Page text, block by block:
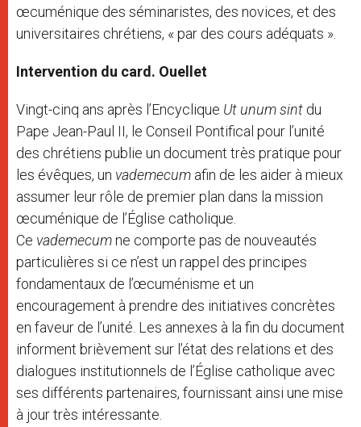
œcuménique des séminaristes, des novices, et des
universitaires chrétiens, « par des cours adéquats ».
Intervention du card. Ouellet
Vingt-cinq ans après l’Encyclique Ut unum sint du
Pape Jean-Paul II, le Conseil Pontifical pour l’unité
des chrétiens publie un document très pratique pour
les évêques, un vademecum afin de les aider à mieux
assumer leur rôle de premier plan dans la mission
œcuménique de l’Église catholique.
Ce vademecumne comporte pas de nouveautés
particulières si ce n’est un rappel des principes
fondamentaux de l’œcuménisme et un
encouragement à prendre des initiatives concrètes
en faveur de l’unité. Les annexes à la fin du document
informent brièvement sur l’état des relations et des
dialogues institutionnels de l’Église catholique avec
ses différents partenaires, fournissant ainsi une mise
à jour très intéressante.